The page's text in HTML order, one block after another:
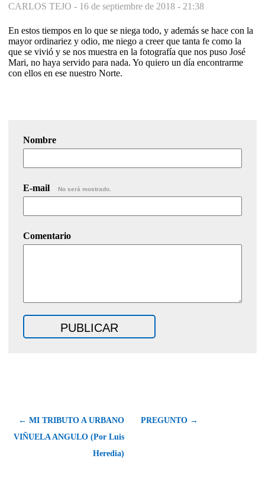
CARLOS TEJO - 16 de septiembre de 2018 - 21:38
En estos tiempos en lo que se niega todo, y además se hace con la
mayor ordinariez y odio, me niego a creer que tanta fe como la
que se vivió y se nos muestra en la fotografía que nos puso José
Mari, no haya servido para nada. Yo quiero un día encontrarme
con ellos en ese nuestro Norte.
Nombre
E-mail No será mostrado.
Comentario
← MI TRIBUTO A URBANO
VIÑUELA ANGULO (Por Luis
Heredia)
PREGUNTO →